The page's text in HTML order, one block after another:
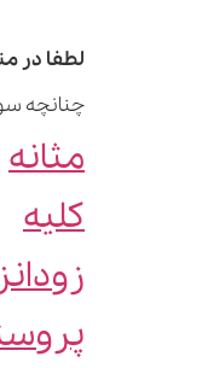
لطفا در
چنانچه
مثانه
کلیه